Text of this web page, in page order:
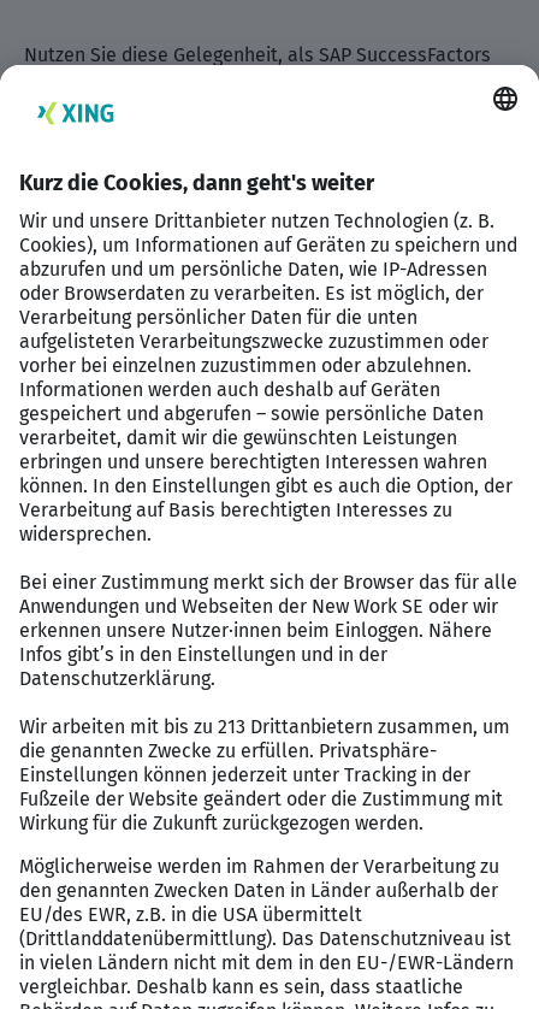
Nutzen Sie diese Gelegenheit, als SAP SuccessFactors
zu glänzen, das Ihre Erfahrung schätzt und in dem Sie
Bewerbung mit Lebenslauf, Zeugnissen, Zertifikaten
sowie Ihrer Gehaltsvorstellung.
Sollte diese Stelle nicht 100 %ig zu Ihrem Profil passen,
senden Sie mir gerne dennoch Ihre Unterlagen.
Gemeinsam besprechen wir Ihre beruflichen Ziele und
finden die passende Position für Sie.
Ihr Kontakt:
Marcus Schäfer
SAP Recruitment Specialist
E-Mail: m.schaefer@karesources.com
KA Resources
KA Resources ist seit über 12 Jahren auf die Vermittlung
von IT Fachkräften spezialisiert. Wir bringen Sie direkt
mit dem passenden Entscheider zusammen, diskret,
effizient und vor allem persönlich. Dabei profitieren Sie
von individueller Karriereberatung, ehrlichem Feedback
und einem klaren Bild Ihres potenziellen Arbeitgebers,
schon lange bevor das erste Gespräch stattfindet.
Eine Vorstellung Ihrer Unterlagen bei unserem
Auftraggeber erfolgt selbstverständlich erst nach einem
persönlichen Gespräch mit Ihnen. Weitere